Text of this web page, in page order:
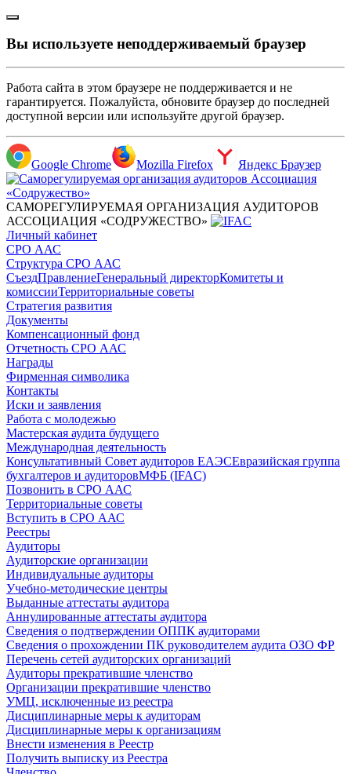
Вы используете неподдерживаемый браузер
Работа сайта в этом браузере не поддерживается и не
гарантируется. Пожалуйста, обновите браузер до последней
доступной версии или используйте другой браузер.
Google Chrome Mozilla Firefox Яндекс Браузер
САМОРЕГУЛИРУЕМАЯ ОРГАНИЗАЦИЯ АУДИТОРОВ
АССОЦИАЦИЯ «СОДРУЖЕСТВО»
Личный кабинет
СРО ААС
Структура СРО ААС
СъездПравлениеГенеральный директорКомитеты и
комиссииТерриториальные советы
Стратегия развития
Документы
Компенсационный фонд
Отчетность СРО ААС
Награды
Фирменная символика
Контакты
Иски и заявления
Работа с молодежью
Мастерская аудита будущего
Международная деятельность
Консультативный Совет аудиторов ЕАЭСЕвразийская группа
бухгалтеров и аудиторовМФБ (IFAC)
Позвонить в СРО ААС
Территориальные советы
Вступить в СРО ААС
Реестры
Аудиторы
Аудиторские организации
Индивидуальные аудиторы
Учебно-методические центры
Выданные аттестаты аудитора
Аннулированные аттестаты аудитора
Сведения о подтверждении ОППК аудиторами
Сведения о прохождении ПК руководителем аудита ОЗО ФР
Перечень сетей аудиторских организаций
Аудиторы прекратившие членство
Организации прекратившие членство
УМЦ, исключенные из реестра
Дисциплинарные меры к аудиторам
Дисциплинарные меры к организациям
Внести изменения в Реестр
Получить выписку из Реестра